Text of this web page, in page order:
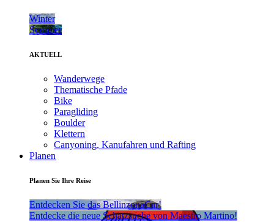
Winter
Sommer
AKTUELL
Wanderwege
Thematische Pfade
Bike
Paragliding
Boulder
Klettern
Canyoning, Kanufahren und Rafting
Planen
Planen Sie Ihre Reise
Entdecken Sie das BellinzonaCar!
Entdecke die neue Schatzsuche von Maestro Martino!